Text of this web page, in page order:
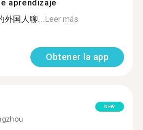
aprendizaje
国人聊... Leer más
Obtener la app
NEW